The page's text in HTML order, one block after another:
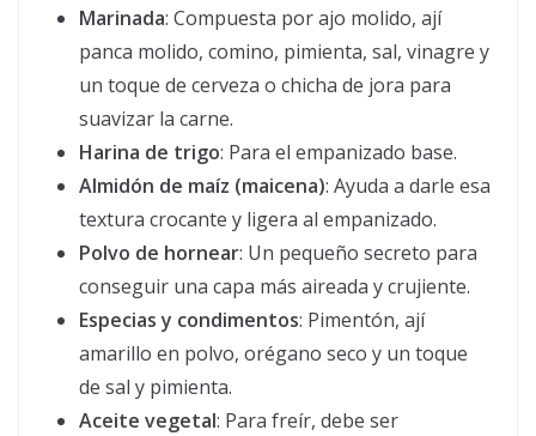
Marinada: Compuesta por ajo molido, ají
panca molido, comino, pimienta, sal, vinagre y
un toque de cerveza o chicha de jora para
suavizar la carne.
Harina de trigo: Para el empanizado base.
Almidón de maíz (maicena): Ayuda a darle esa
textura crocante y ligera al empanizado.
Polvo de hornear: Un pequeño secreto para
conseguir una capa más aireada y crujiente.
Especias y condimentos: Pimentón, ají
amarillo en polvo, orégano seco y un toque
de sal y pimienta.
Aceite vegetal: Para freír, debe ser